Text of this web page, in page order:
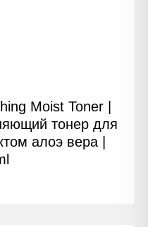
Moist Toner |
тонер для
алоэ вера |